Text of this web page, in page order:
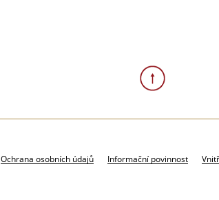
Ochrana osobních údajů Informační povinnost